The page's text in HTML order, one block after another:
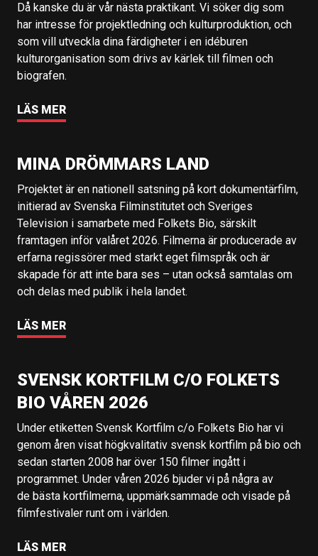
Då kanske du är vår nästa praktikant. Vi söker dig som
har intresse för projektledning och kulturproduktion, och
som vill utveckla dina färdigheter i en idéburen
kulturorganisation som drivs av kärlek till filmen och
biografen.
LÄS MER
MINA DRÖMMARS LAND
Projektet är en nationell satsning på kort dokumentärfilm,
initierad av Svenska Filminstitutet och Sveriges
Television i samarbete med Folkets Bio, särskilt
framtagen inför valåret 2026. Filmerna är producerade av
erfarna regissörer med starkt eget filmspråk och är
skapade för att inte bara ses – utan också samtalas om
och delas med publik i hela landet.
LÄS MER
SVENSK KORTFILM C/O FOLKETS
BIO VÅREN 2026
Under etiketten Svensk Kortfilm c/o Folkets Bio har vi
genom åren visat högkvalitativ svensk kortfilm på bio och
sedan starten 2008 har över 150 filmer ingått i
programmet. Under våren 2026 bjuder vi på några av
de bästa kortfilmerna, uppmärksammade och visade på
filmfestivaler runt om i världen.
LÄS MER